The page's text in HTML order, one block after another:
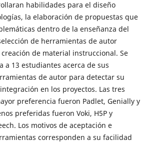
habilidades para el diseño
la elaboración de propuestas que
dentro de la enseñanza del
de herramientas de autor
de material instruccional. Se
a 13 estudiantes acerca de sus
de autor para detectar su
en los proyectos. Las tres
preferencia fueron Padlet, Genially y
preferidas fueron Voki, H5P y
Los motivos de aceptación e
corresponden a su facilidad